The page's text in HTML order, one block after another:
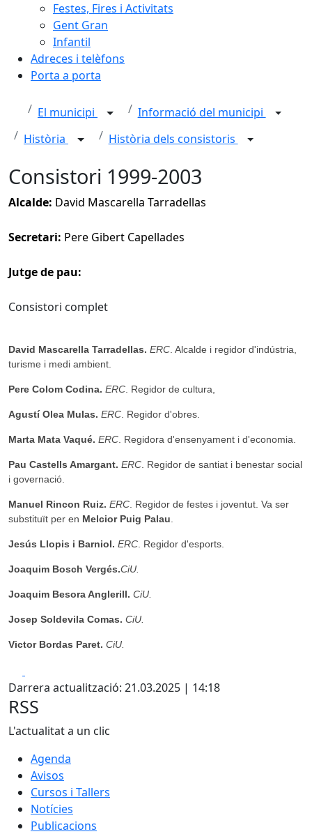
Festes, Fires i Activitats
Gent Gran
Infantil
Adreces i telèfons
Porta a porta
El municipi
Informació del municipi
Història
Història dels consistoris
Consistori 1999-2003
Alcalde: David Mascarella Tarradellas
Secretari: Pere Gibert Capellades
Jutge de pau:
Consistori complet
David Mascarella Tarradellas. ERC . Alcalde i regidor d'indústria,
turisme i medi ambient.
Pere Colom Codina. ERC . Regidor de cultura,
Agustí Olea Mulas. ERC . Regidor d'obres.
Marta Mata Vaqué. ERC . Regidora d'ensenyament i d'economia.
Pau Castells Amargant. ERC . Regidor de santiat i benestar social
i governació.
Manuel Rincon Ruiz. ERC . Regidor de festes i joventut. Va ser
substituït per en Melcior Puig Palau
Jesús Llopis i Barniol. ERC . Regidor d'esports.
Joaquim Bosch Vergés.CiU.
Joaquim Besora Anglerill. CiU.
Josep Soldevila Comas. CiU.
Victor Bordas Paret. CiU.
Darrera actualització: 21.03.2025 | 14:18
RSS
L'actualitat a un clic
Agenda
Avisos
Cursos i Tallers
Notícies
Publicacions